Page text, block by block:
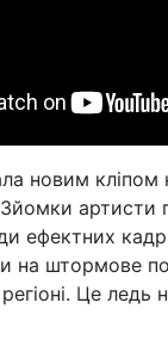
новим кліпом
Зйомки артисти
ефектних
на штормове
Це ледь